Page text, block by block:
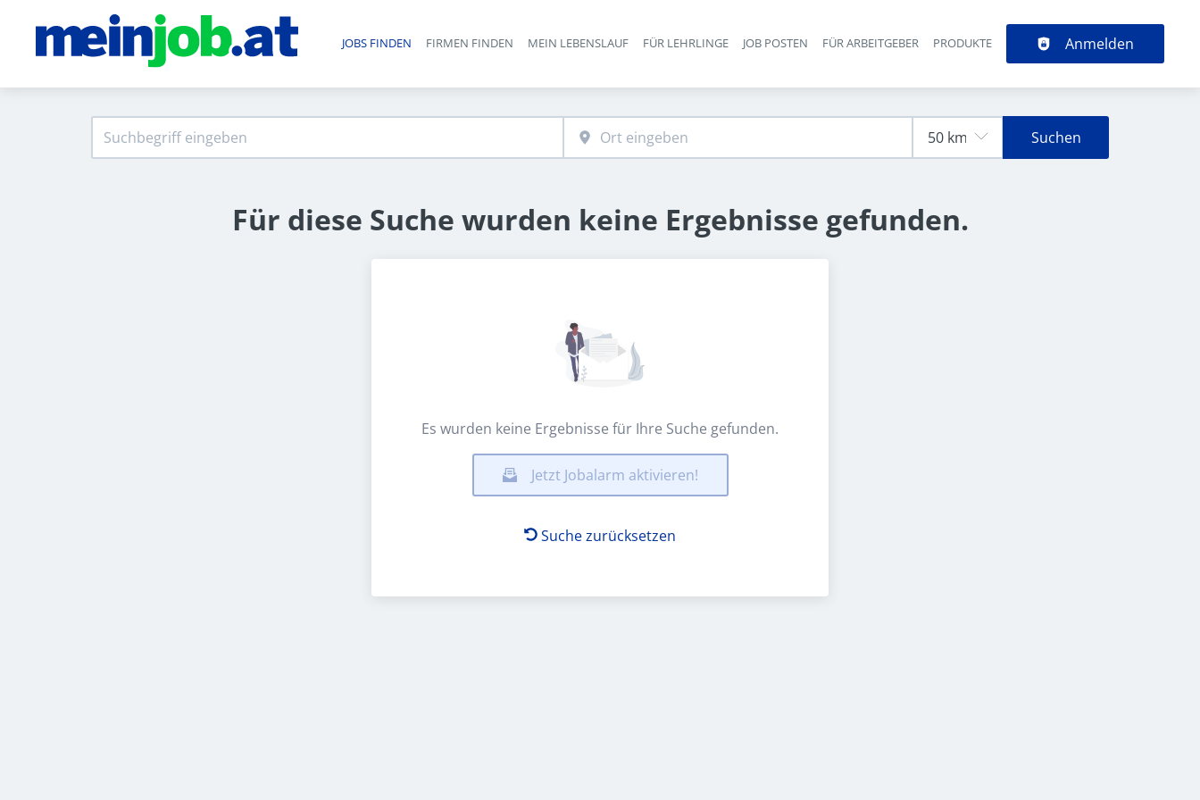
Haupt-Navigation
JOBS FINDEN FIRMEN FINDEN MEIN LEBENSLAUF FÜR LEHRLINGE JOB POSTEN FÜR ARBEITGEBER PRODUKTE Anmelden
Suchen
Für diese Suche wurden keine Ergebnisse gefunden.
Es wurden keine Ergebnisse für Ihre Suche gefunden.
Jetzt Jobalarm aktivieren!
Suche zurücksetzen